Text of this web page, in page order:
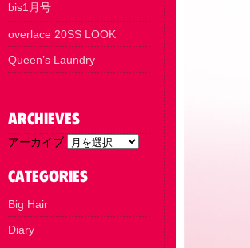
bis1月号
overlace 20SS LOOK
Queen’s Laundry
アーカイブ
Big Hair
Diary